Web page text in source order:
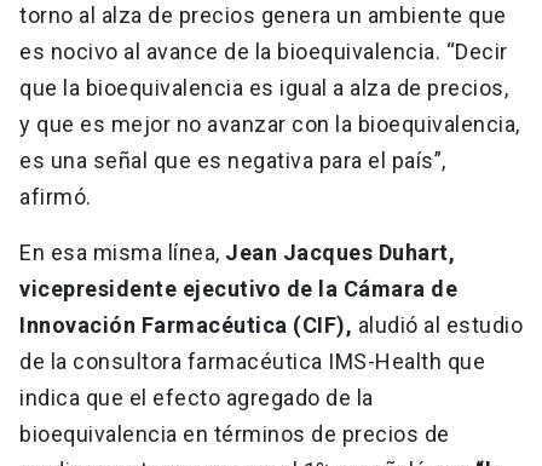
torno al alza de precios genera un ambiente que
es nocivo al avance de la bioequivalencia. “Decir
que la bioequivalencia es igual a alza de precios,
y que es mejor no avanzar con la bioequivalencia,
es una señal que es negativa para el país”,
afirmó.
En esa misma línea, Jean Jacques Duhart,
vicepresidente ejecutivo de la Cámara de
Innovación Farmacéutica (CIF), aludió al estudio
de la consultora farmacéutica IMS-Health que
indica que el efecto agregado de la
bioequivalencia en términos de precios de